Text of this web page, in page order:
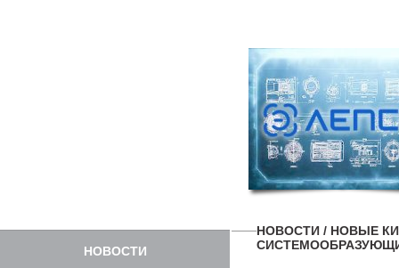
НОВОСТИ
НОВОСТИ / НОВЫЕ